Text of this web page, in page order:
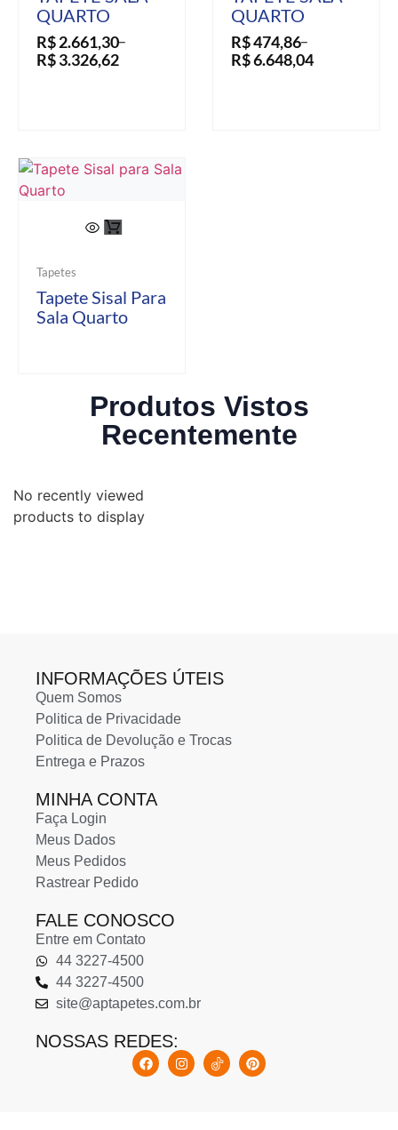
QUARTO
R$2.661,30–
R$3.326,62
QUARTO
R$474,86–
R$6.648,04
Tapetes
Tapete Sisal Para
Sala Quarto
Produtos Vistos
Recentemente
No recently viewed
products to display
INFORMAÇÕES ÚTEIS
Quem Somos
Politica de Privacidade
Politica de Devolução e Trocas
Entrega e Prazos
MINHA CONTA
Faça Login
Meus Dados
Meus Pedidos
Rastrear Pedido
FALE CONOSCO
Entre em Contato
44 3227-4500
44 3227-4500
site@aptapetes.com.br
NOSSAS REDES: